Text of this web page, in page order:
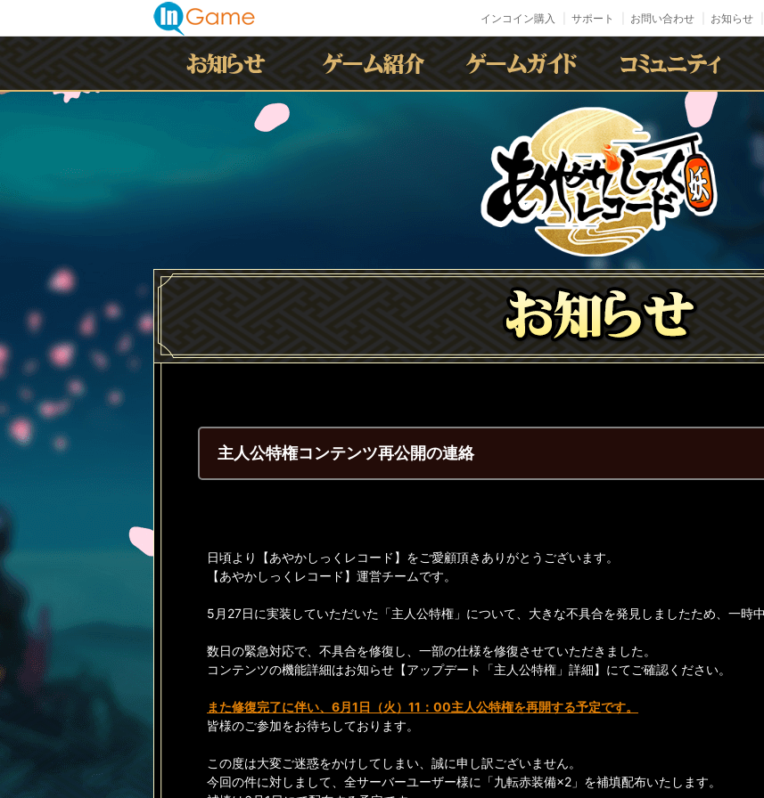
インコイン購入 サポート お問い合わせ お知らせ
イベント
主人公特権コンテンツ再公開の連絡
日頃より【あやかしっくレコード】をご愛顧頂きありがとうございます。
【あやかしっくレコード】運営チームです。
5月27日に実装していただいた「主人公特権」について、大きな不具合を発見しましたため、一時
数日の緊急対応で、不具合を修復し、一部の仕様を修復させていただきました。
コンテンツの機能詳細はお知らせ【アップデート「主人公特権」詳細】にてご確認ください。
また修復完了に伴い、6月1日（火）11：00主人公特権を再開する予定です。
皆様のご参加をお待ちしております。
この度は大変ご迷惑をかけしてしまい、誠に申し訳ございません。
今回の件に対しまして、全サーバーユーザー様に「九転赤装備×2」を補填配布いたします。